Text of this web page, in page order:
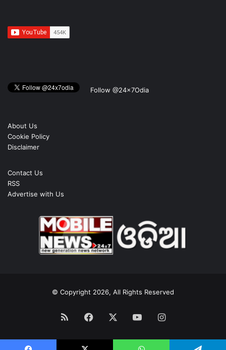
Follow @24x7Odia
About Us
Cookie Policy
Disclaimer
Contact Us
RSS
Advertise with Us
© Copyright 2026, All Rights Reserved
RSS Facebook YouTubeInstagram